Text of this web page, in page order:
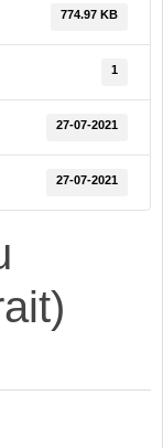
774.97 KB
1
27-07-2021
27-07-2021